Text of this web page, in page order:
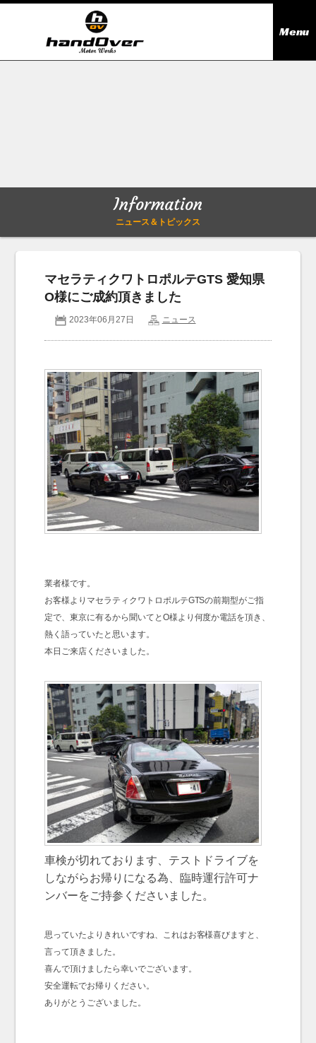
Menu
Company outline
会社概要
アクセス
お問い合わせ
Information
ニュース＆トピックス
マセラティクワトロポルテGTS 愛知県
O様にご成約頂きました
2023年06月27日 ニュース
業者様です。
お客様よりマセラティクワトロポルテGTSの前期型がご指
定で、東京に有るから聞いてとO様より何度か電話を頂き、
熱く語っていたと思います。
本日ご来店くださいました。
車検が切れております、テストドライブを
しながらお帰りになる為、臨時運行許可ナ
ンバーをご持参くださいました。
思っていたよりきれいですね、これはお客様喜びますと、
言って頂きました。
喜んで頂けましたら幸いでございます。
安全運転でお帰りください。
ありがとうございました。